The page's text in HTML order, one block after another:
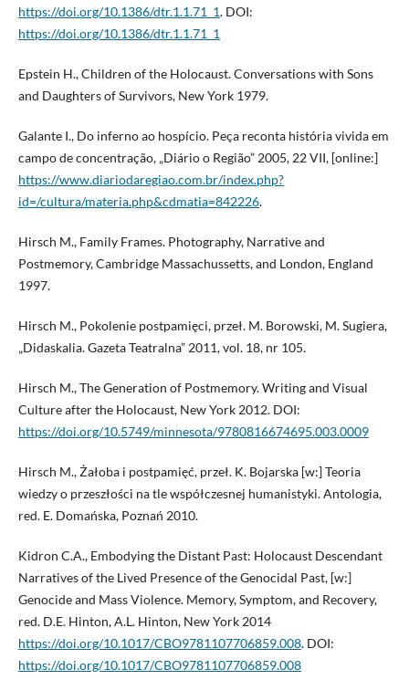
https://doi.org/10.1386/dtr.1.1.71_1. DOI:
https://doi.org/10.1386/dtr.1.1.71_1
Epstein H., Children of the Holocaust. Conversations with Sons
and Daughters of Survivors, New York 1979.
Galante I., Do inferno ao hospício. Peça reconta história vivida em
campo de concentração, „Diário o Região” 2005, 22 VII, [online:]
https://www.diariodaregiao.com.br/index.php?
id=/cultura/materia.php&cdmatia=842226.
Hirsch M., Family Frames. Photography, Narrative and
Postmemory, Cambridge Massachussetts, and London, England
1997.
Hirsch M., Pokolenie postpamięci, przeł. M. Borowski, M. Sugiera,
„Didaskalia. Gazeta Teatralna” 2011, vol. 18, nr 105.
Hirsch M., The Generation of Postmemory. Writing and Visual
Culture after the Holocaust, New York 2012. DOI:
https://doi.org/10.5749/minnesota/9780816674695.003.0009
Hirsch M., Żałoba i postpamięć, przeł. K. Bojarska [w:] Teoria
wiedzy o przeszłości na tle współczesnej humanistyki. Antologia,
red. E. Domańska, Poznań 2010.
Kidron C.A., Embodying the Distant Past: Holocaust Descendant
Narratives of the Lived Presence of the Genocidal Past, [w:]
Genocide and Mass Violence. Memory, Symptom, and Recovery,
red. D.E. Hinton, A.L. Hinton, New York 2014
https://doi.org/10.1017/CBO9781107706859.008. DOI:
https://doi.org/10.1017/CBO9781107706859.008